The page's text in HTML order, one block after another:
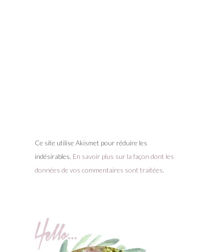
Ce site utilise Akismet pour réduire les
indésirables. En savoir plus sur la façon dont les
données de vos commentaires sont traitées.